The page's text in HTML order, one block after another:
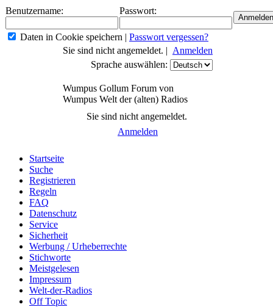
Benutzername: Passwort:
Daten in Cookie speichern | Passwort vergessen?
Sie sind nicht angemeldet. | Anmelden
Sprache auswählen:
Wumpus Gollum Forum von
Wumpus Welt der (alten) Radios
Sie sind nicht angemeldet.
Anmelden
Startseite
Suche
Registrieren
Regeln
FAQ
Datenschutz
Service
Sicherheit
Werbung / Urheberrechte
Stichworte
Meistgelesen
Impressum
Welt-der-Radios
Off Topic